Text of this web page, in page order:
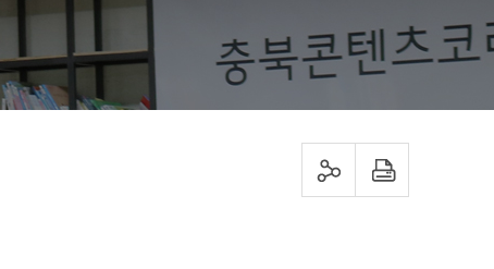
sns 공유하기 프린트하기